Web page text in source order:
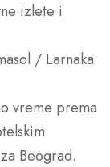
izlete i
/ Larnaka
vreme prema
Beograd.